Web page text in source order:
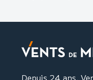
Depuis 24 ans,